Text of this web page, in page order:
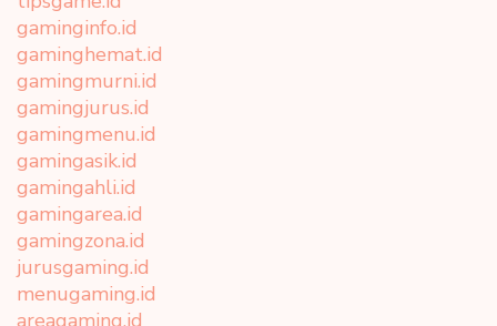
gaminginfo.id
gaminghemat.id
gamingmurni.id
gamingjurus.id
gamingmenu.id
gamingasik.id
gamingahli.id
gamingarea.id
gamingzona.id
jurusgaming.id
menugaming.id
areagaming.id